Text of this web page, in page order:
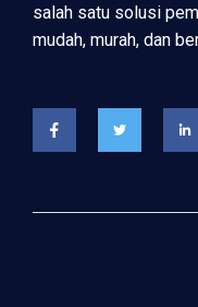
salah satu solusi
mudah, murah, dan